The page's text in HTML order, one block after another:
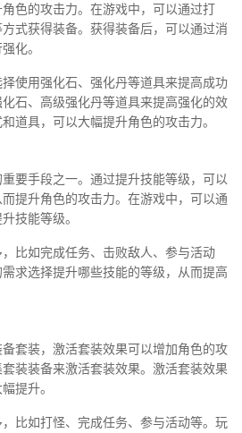
色的攻击力。在游戏中，可以通过打
式获得装备。获得装备后，可以通过消
化。
使用强化石、强化丹等道具来提高成功
石、高级强化丹等道具来提高强化的效
道具，可以大幅提升角色的攻击力。
要手段之一。通过提升技能等级，可以
提升角色的攻击力。在游戏中，可以通
技能等级。
比如完成任务、击败敌人、参与活动
求选择提升哪些技能的等级，从而提高
套装，激活套装效果可以增加角色的攻
装装备来激活套装效果。激活套装效果
提升。
比如打怪、完成任务、参与活动等。玩